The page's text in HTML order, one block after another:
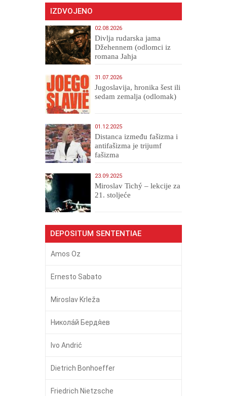
IZDVOJENO
02.08.2026
Divlja rudarska jama
Džehennem (odlomci iz
romana Jahja
31.07.2026
Jugoslavija, hronika šest ili
sedam zemalja (odlomak)
01.12.2025
Distanca između fašizma i
antifašizma je trijumf
fašizma
23.09.2025
Miroslav Tichý – lekcije za
21. stoljeće
DEPOSITUM SENTENTIAE
Amos Oz
Ernesto Sabato
Miroslav Krleža
Никола́й Бердя́ев
Ivo Andrić
Dietrich Bonhoeffer
Friedrich Nietzsche